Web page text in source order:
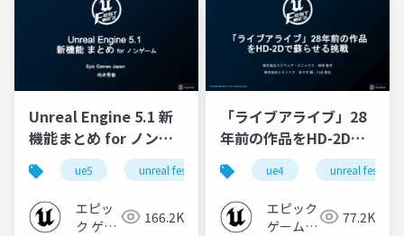
Unreal Engine 5.1 新
機能まとめ for ノンゲ
ーム【UNREAL FEST
WEST ’22】
ue5 unreal fest unreal fest west ’22
エピッ
ク ゲー
166.2K
「ライブアライブ」28
年前の作品をHD-2Dで
蘇らせる挑戦
【UNREAL FEST WEST
’22】
ue4 unreal fest
エピック
ゲームズ
77.2K